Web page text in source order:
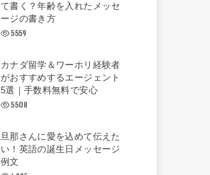
て書く？年齢を入れたメッセ
ージの書き方
5559
カナダ留学＆ワーホリ経験者
がおすすめするエージェント
5選｜手数料無料で安心
5508
旦那さんに愛を込めて伝えた
い！英語の誕生日メッセージ
例文